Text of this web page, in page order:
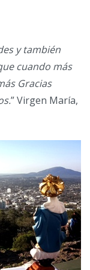
y también
cuando más
Gracias
” Virgen María,